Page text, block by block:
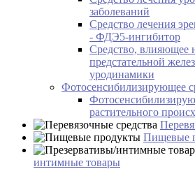
заболеваний
Средство лечения
- ФДЭ5-ингибитор
Средство, влияющее
предстательной
уродинамики
Фотосенсибилизирующее
растительного
Пищевые
интимные товары